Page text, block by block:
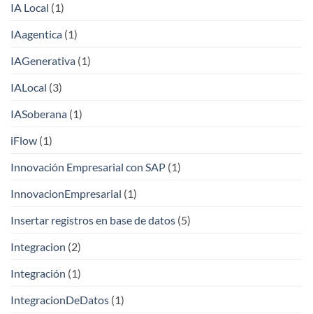
IA Local (1)
IAagentica (1)
IAGenerativa (1)
IALocal (3)
IASoberana (1)
iFlow (1)
Innovación Empresarial con SAP (1)
InnovacionEmpresarial (1)
Insertar registros en base de datos (5)
Integracion (2)
Integración (1)
IntegracionDeDatos (1)